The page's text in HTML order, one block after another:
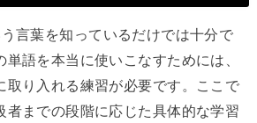
言葉を知っているだけでは十分で
語を本当に使いこなすためには、
取り入れる練習が必要です。ここで
者までの段階に応じた具体的な学習